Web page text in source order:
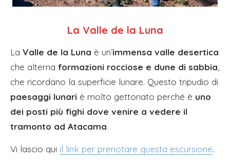
La Valle de la Luna
La Valle de la Luna è un’immensa valle desertica
che alterna formazioni rocciose e dune di sabbia
che ricordano la superficie lunare. Questo tripudio di
paesaggi lunari è molto gettonato perché è uno
dei posti più fighi dove venire a vedere il
tramonto ad Atacama.
Vi lascio qui il link per prenotare questa escursione.